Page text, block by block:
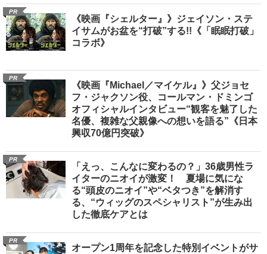
PR
《映画『シェルター』》ジェイソン・ステ
イサムがお盆を“打破”する!!《「眠眠打破」
コラボ》
PR
《映画『Michael／マイケル』》父ジョセ
フ・ジャクソン役、コールマン・ドミンゴ
オフィシャルインタビュー“観客を魅了した
名優、複雑な父親像への想いを語る”《日本
興収70億円突破》
PR
「えっ、こんなに変わるの？」36歳男性ラ
イターのニオイが激変！ 夏場に気にな
る“頭皮のニオイ”や“ベタつき”を解消す
る、“ウィッグのスペシャリスト”が生み出
した徹底ケアとは
PR
オープン1周年を記念した特別イベントがサ